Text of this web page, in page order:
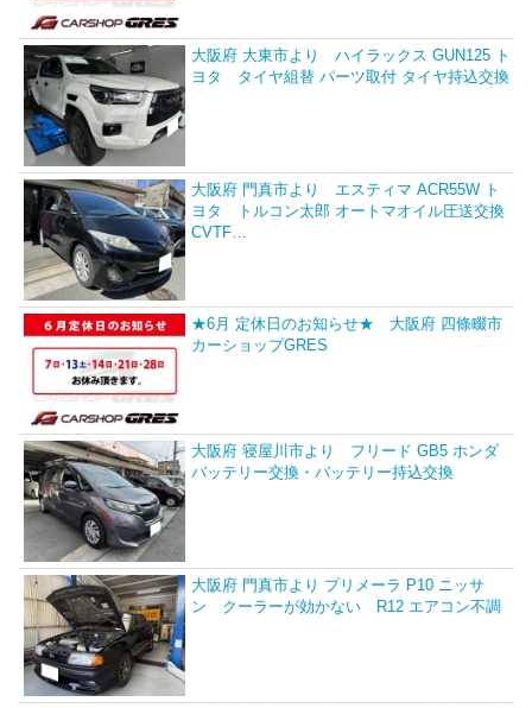
大阪府 大東市より ハイラックス GUN125 ト
ヨタ タイヤ組替 パーツ取付 タイヤ持込交換
大阪府 門真市より エスティマ ACR55W ト
ヨタ トルコン太郎 オートマオイル圧送交換
CVTF…
★6月 定休日のお知らせ★ 大阪府 四條畷市
カーショップGRES
大阪府 寝屋川市より フリード GB5 ホンダ
バッテリー交換・バッテリー持込交換
大阪府 門真市より プリメーラ P10 ニッサ
ン クーラーが効かない R12 エアコン不調